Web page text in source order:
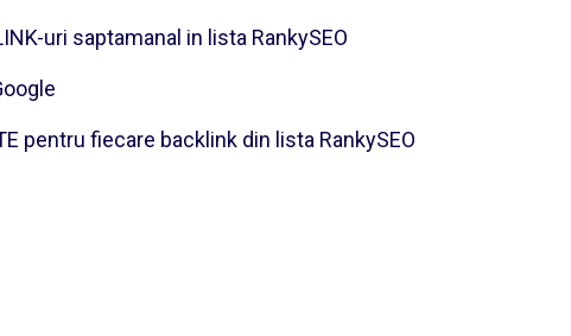
uri saptamanal in lista RankySEO
pentru fiecare backlink din lista RankySEO